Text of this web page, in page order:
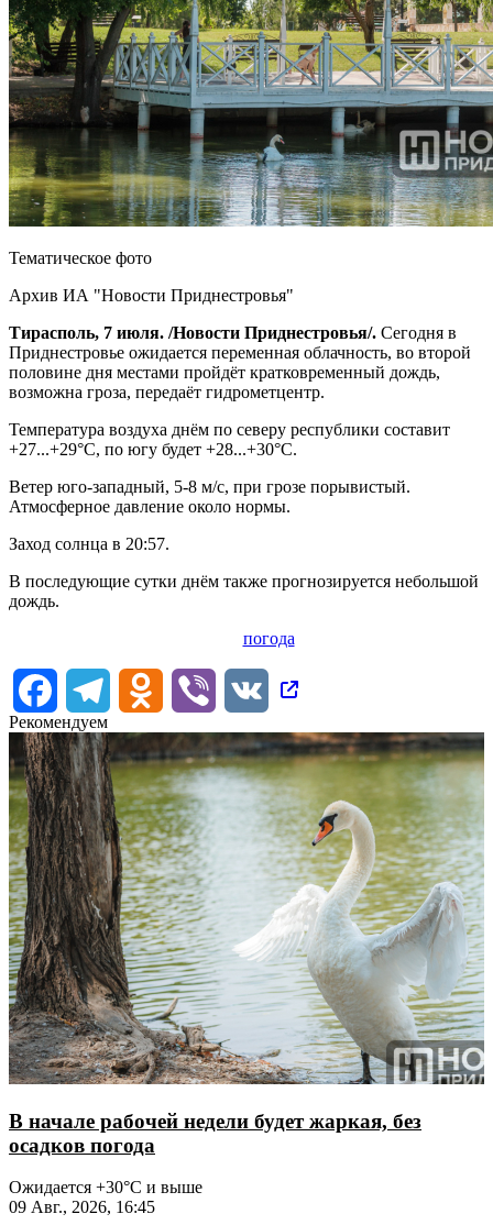
Тематическое фото
Архив ИА "Новости Приднестровья"
Тирасполь, 7 июля. /Новости Приднестровья/. Сегодня в
Приднестровье ожидается переменная облачность, во второй
половине дня местами пройдёт кратковременный дождь,
возможна гроза, передаёт гидрометцентр.
Температура воздуха днём по северу республики составит
+27...+29°С, по югу будет +28...+30°С.
Ветер юго-западный, 5-8 м/с, при грозе порывистый.
Атмосферное давление около нормы.
Заход солнца в 20:57.
В последующие сутки днём также прогнозируется небольшой
дождь.
погода
FacebookTelegram Odnoklassniki
Viber
VK
Рекомендуем
В начале рабочей недели будет жаркая, без
осадков погода
Ожидается +30°С и выше
09 Авг., 2026, 16:45